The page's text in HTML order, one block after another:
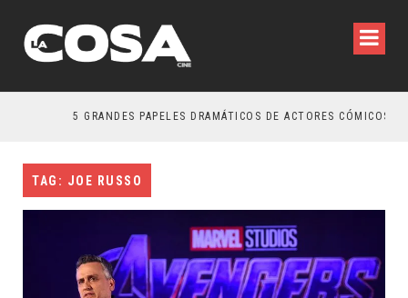
5 GRANDES PAPELES DRAMÁTICOS DE ACTORES CÓMICOS
TAG: JOE RUSSO